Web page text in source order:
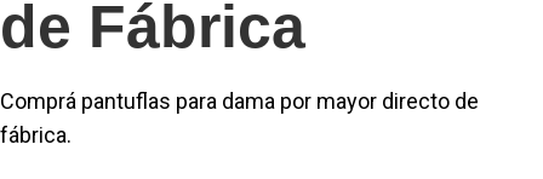
de Fábrica
Comprá pantuflas para dama por mayor directo de
fábrica.